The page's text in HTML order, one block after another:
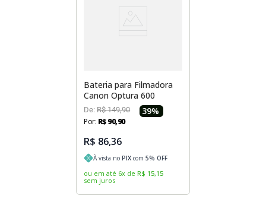
Bateria para Filmadora
Canon Optura 600
De:R$ 149,90 39%
Por: R$90,90
R$ 86,36
À vista noPIX com5% OFF
ou em até 6x de R$ 15,15
sem juros